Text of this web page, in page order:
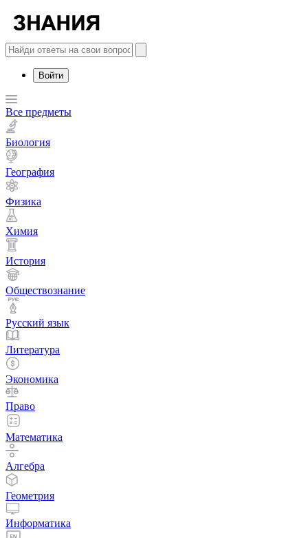
Войти
Все предметы
Биология
География
Физика
Химия
История
Обществознание
Русский язык
Литература
Экономика
Право
Математика
Алгебра
Геометрия
Информатика